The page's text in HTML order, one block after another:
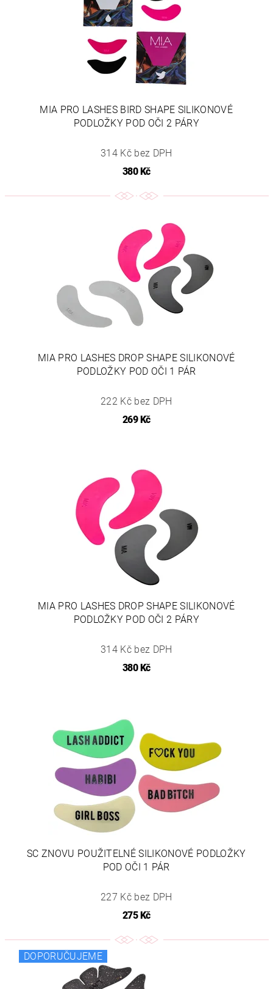
MIA PRO LASHES BIRD SHAPE SILIKONOVÉ
PODLOŽKY POD OČI 2 PÁRY
314 Kč bez DPH
380 Kč
MIA PRO LASHES DROP SHAPE SILIKONOVÉ
PODLOŽKY POD OČI 1 PÁR
222 Kč bez DPH
269 Kč
MIA PRO LASHES DROP SHAPE SILIKONOVÉ
PODLOŽKY POD OČI 2 PÁRY
314 Kč bez DPH
380 Kč
SC ZNOVU POUŽITELNÉ SILIKONOVÉ PODLOŽKY
POD OČI 1 PÁR
227 Kč bez DPH
275 Kč
DOPORUČUJEME